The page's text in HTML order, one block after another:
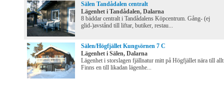
Sälen Tandådalen centralt
Lägenhet i Tandådalen, Dalarna
8 bäddar centralt i Tandådalens Köpcentrum. Gång- (ej
glid-)avstånd till liftar, butiker, restau...
Sälen/Högfjället Kungsörnen 7 C
Lägenhet i Sälen, Dalarna
Lägenhet i storslagen fjällnatur mitt på Högfjället nära till
Finns en till likadan lägenhe...